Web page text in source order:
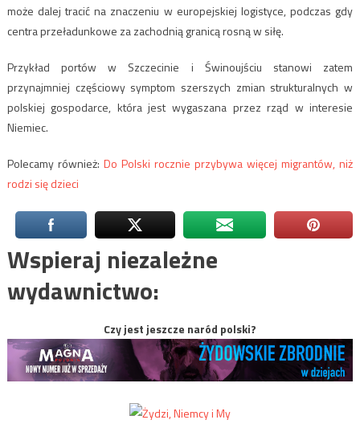
może dalej tracić na znaczeniu w europejskiej logistyce, podczas gdy
centra przeładunkowe za zachodnią granicą rosną w siłę.
Przykład portów w Szczecinie i Świnoujściu stanowi zatem
przynajmniej częściowy symptom szerszych zmian strukturalnych w
polskiej gospodarce, która jest wygaszana przez rząd w interesie
Niemiec.
Polecamy również: Do Polski rocznie przybywa więcej migrantów, niż
rodzi się dzieci
Wspieraj niezależne
wydawnictwo:
Czy jest jeszcze naród polski?